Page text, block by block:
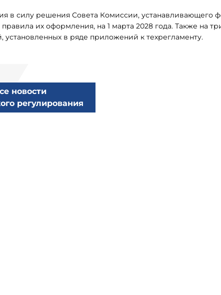
в силу решения Совета Комиссии, устанавливающего
их оформления, на 1 марта 2028 года. Также на
установленных в ряде приложений к техрегламенту.
новости
регулирования